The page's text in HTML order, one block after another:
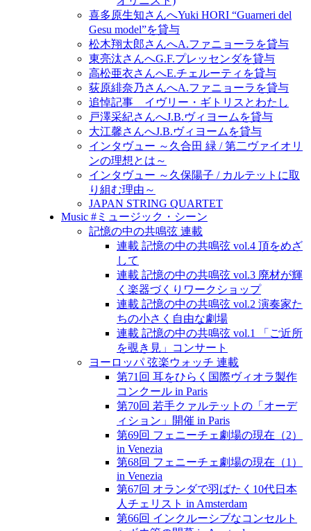
喜多原生知さんへYuki HORI “Guarneri del
Gesu model”を貸与
松木翔太郎さんへA.ファニョーラを貸与
東亮汰さんへG.F.プレッセンダを貸与
高松亜衣さんへE.チェルーティを貸与
荻原緋奈乃さんへA.ファニョーラを貸与
追悼記事 イヴリー・ギトリスとわたし
戸澤采紀さんへJ.B.ヴィヨームを貸与
大江馨さんへJ.B.ヴィヨームを貸与
インタヴュー ～久合田 緑 / 第二ヴァイオリ
ンの理想とは～
インタヴュー ～久保陽子 / カルテットに取
り組む理由～
JAPAN STRING QUARTET
Music #ミュージック・シーン
記憶の中の共鳴弦 連載
連載 記憶の中の共鳴弦 vol.4 頂をめざ
して
連載 記憶の中の共鳴弦 vol.3 廃材が輝
く楽器づくりワークショップ
連載 記憶の中の共鳴弦 vol.2 演奏家た
ちの小さく自由な劇場
連載 記憶の中の共鳴弦 vol.1 「ご近所
を覗き見」コンサート
ヨーロッパ 弦楽ウォッチ 連載
第71回 耳をひらく国際ヴィオラ製作
コンクール in Paris
第70回 若手クァルテットの「オーデ
ィション」開催 in Paris
第69回 フェニーチェ劇場の現在（2）
in Venezia
第68回 フェニーチェ劇場の現在（1）
in Venezia
第67回 オランダで羽ばたく10代日本
人チェリスト in Amsterdam
第66回 インクルーシブなコンセルト